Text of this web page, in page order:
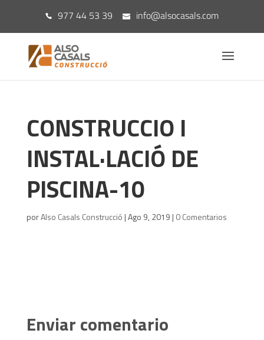
977 44 53 39 info@alsocasals.com
CONSTRUCCIO I
INSTAL·LACIÓ DE
PISCINA-10
porAlso Casals Construcció |Ago 9, 2019 | 0 Comentarios
Enviar comentario